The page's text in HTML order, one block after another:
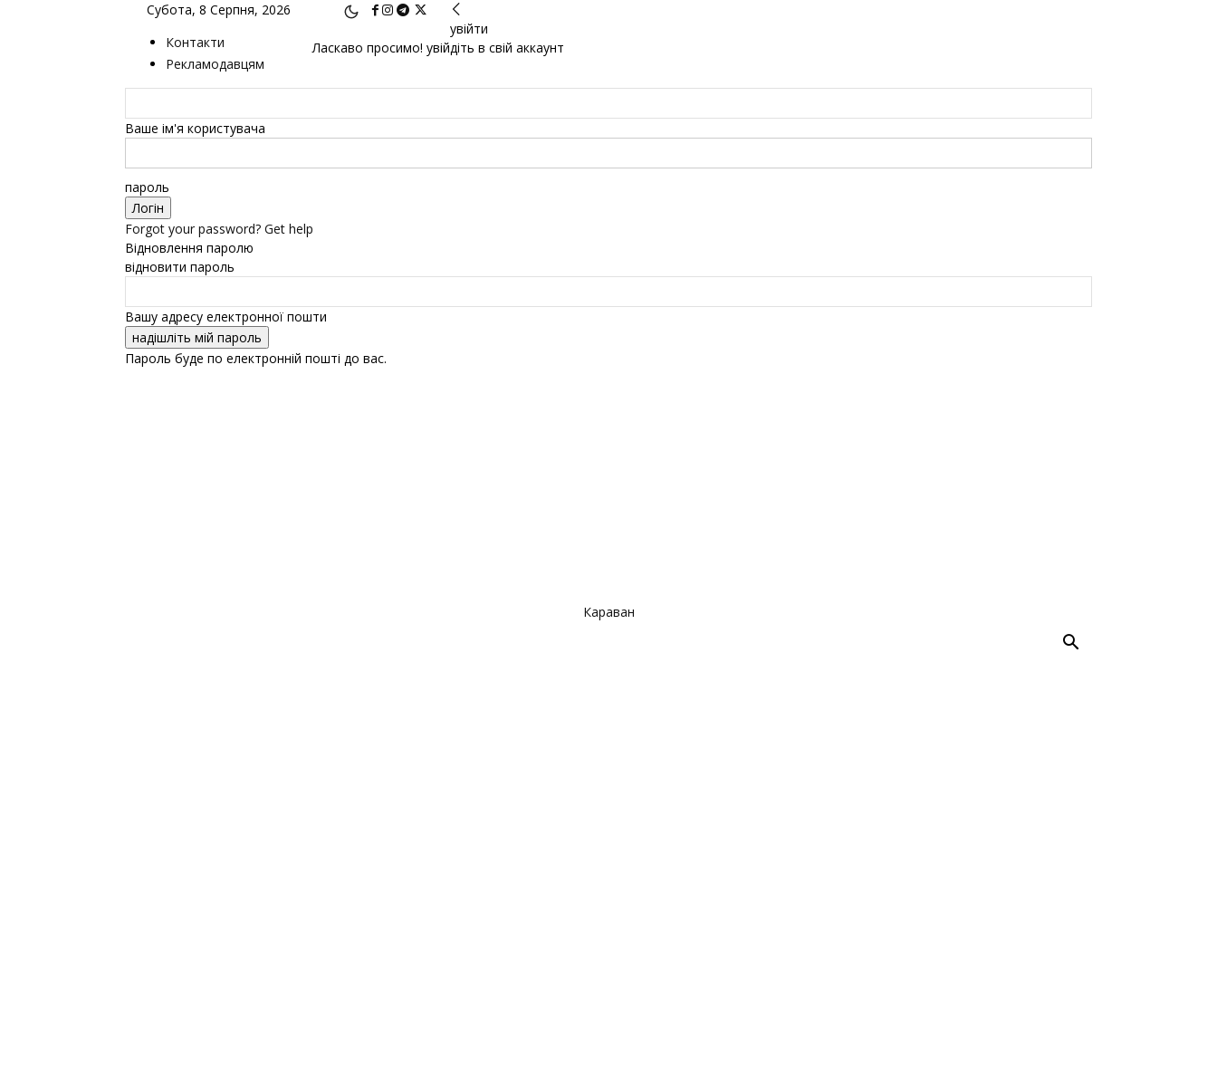
Субота, 8 Серпня, 2026
Контакти
Рекламодавцям
увійти
Ласкаво просимо! увійдіть в свій аккаунт
Ваше ім'я користувача
пароль
Forgot your password? Get help
Відновлення паролю
відновити пароль
Вашу адресу електронної пошти
Пароль буде по електронній пошті до вас.
Караван